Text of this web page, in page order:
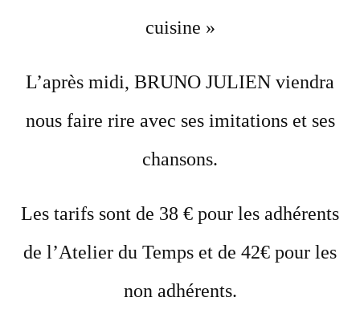
cuisine »
L’après midi, BRUNO JULIEN viendra
nous faire rire avec ses imitations et ses
chansons.
Les tarifs sont de 38 € pour les adhérents
de l’Atelier du Temps et de 42€ pour les
non adhérents.